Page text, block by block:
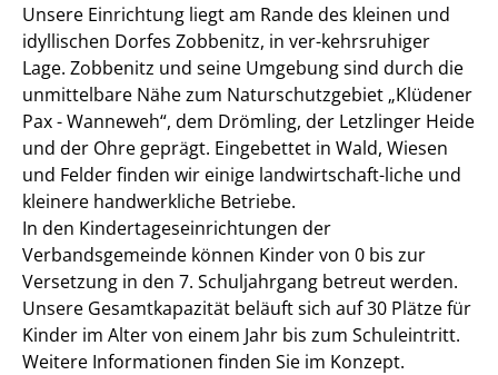
Unsere Einrichtung liegt am Rande des kleinen und
idyllischen Dorfes Zobbenitz, in ver-kehrsruhiger
Lage. Zobbenitz und seine Umgebung sind durch die
unmittelbare Nähe zum Naturschutzgebiet „Klüdener
Pax - Wanneweh“, dem Drömling, der Letzlinger Heide
und der Ohre geprägt. Eingebettet in Wald, Wiesen
und Felder finden wir einige landwirtschaft-liche und
kleinere handwerkliche Betriebe.
In den Kindertageseinrichtungen der
Verbandsgemeinde können Kinder von 0 bis zur
Versetzung in den 7. Schuljahrgang betreut werden.
Unsere Gesamtkapazität beläuft sich auf 30 Plätze für
Kinder im Alter von einem Jahr bis zum Schuleintritt.
Weitere Informationen finden Sie im Konzept.